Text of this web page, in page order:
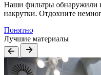
Наши фильтры обнаружили
накрутки. Отдохните
Понятно
Лучшие материалы